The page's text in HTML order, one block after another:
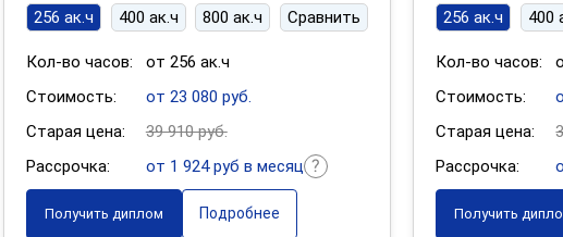
256 ак.ч 400 ак.ч 800 ак.ч Сравнить
Кол-во часов:
от 256 ак.ч
Стоимость:
от 23 080 руб.
Старая цена:
39 910 руб.
Рассрочка:
от 1 924 руб в месяц
Получить диплом Подробнее
256 ак.ч 400
Кол-во часов:
Стоимость:
Старая цена:
Рассрочка:
Получить